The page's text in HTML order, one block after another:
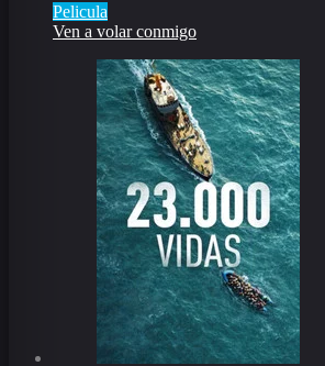
Pelicula
Ven a volar conmigo